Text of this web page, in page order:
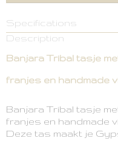
Specifications
Product code
BAN-SM-VA-12-17-
Description
Banjara Tribal tasje
franjes en handmade
Banjara Tribal tasje
franjes en handmade
Deze tas maakt je